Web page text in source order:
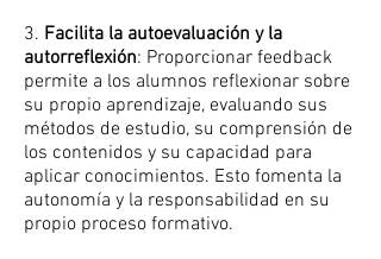
3. Facilita la autoevaluación y la
autorreflexión: Proporcionar feedback
permite a los alumnos reflexionar sobre
su propio aprendizaje, evaluando sus
métodos de estudio, su comprensión de
los contenidos y su capacidad para
aplicar conocimientos. Esto fomenta la
autonomía y la responsabilidad en su
propio proceso formativo.